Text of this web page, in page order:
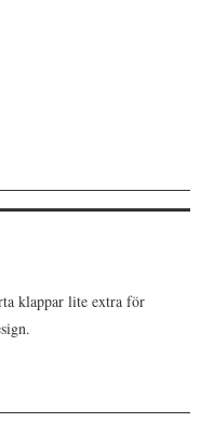
klappar lite extra för